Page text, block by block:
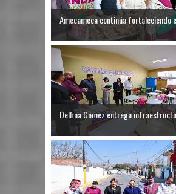
Amecameca continúa fortaleciendo
Delfina Gómez entrega